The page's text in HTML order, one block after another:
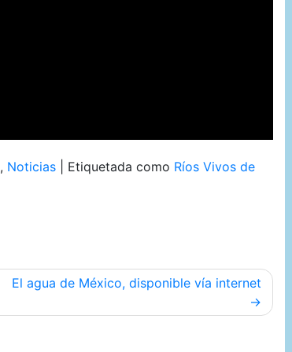
, Noticias Etiquetada como Ríos Vivos de
El agua de México, disponible vía internet